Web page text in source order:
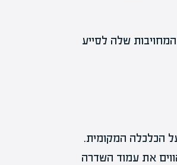
שלה לסייע
הכלכלה המקומית.
את עמוד השדרה